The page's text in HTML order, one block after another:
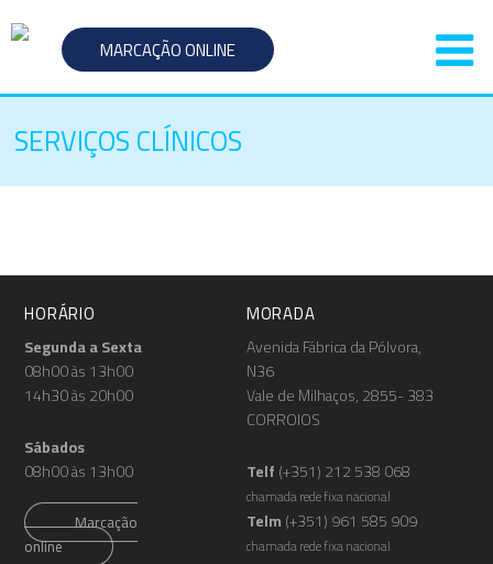
MARCAÇÃO ONLINE
SERVIÇOS CLÍNICOS
HORÁRIO
Segunda a Sexta
08h00 às 13h00
14h30 às 20h00
Sábados
08h00 às 13h00
Marcação
online
MORADA
Avenida Fábrica da Pólvora,
N36
Vale de Milhaços, 2855- 383
CORROIOS
Telf(+351) 212 538 068
chamada rede fixa nacional
Telm(+351) 961 585 909
chamada rede fixa nacional